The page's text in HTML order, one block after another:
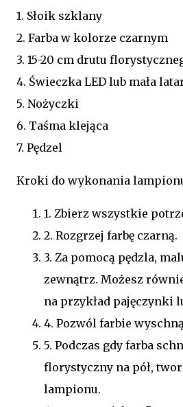
1. Słoik szklany
2. Farba w kolorze czarnym
3. 15-20 cm drutu
4. Świeczka LED lub mała
5. Nożyczki
6. Taśma klejąca
7. Pędzel
Kroki do wykonania
1. Zbierz wszystkie
2. Rozgrzej farbę czarną.
3. Za pomocą pędzla,
zewnątrz. Możesz
na przykład pajęczynki
4. Pozwól farbie
5. Podczas gdy farba
florystyczny na pół,
lampionu.